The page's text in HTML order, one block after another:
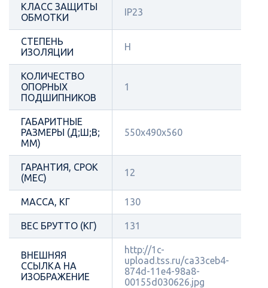
КЛАСС ЗАЩИТЫ
ОБМОТКИ
IP23
СТЕПЕНЬ
ИЗОЛЯЦИИ
Н
КОЛИЧЕСТВО
ОПОРНЫХ
ПОДШИПНИКОВ
1
ГАБАРИТНЫЕ
РАЗМЕРЫ (Д;Ш;В;
ММ)
550х490х560
ГАРАНТИЯ, СРОК
(МЕС)
12
МАССА, КГ 130
ВЕС БРУТТО (КГ) 131
ВНЕШНЯЯ
ССЫЛКА НА
ИЗОБРАЖЕНИЕ
http://1c-
upload.tss.ru/ca33ceb4-
874d-11e4-98a8-
00155d030626.jpg